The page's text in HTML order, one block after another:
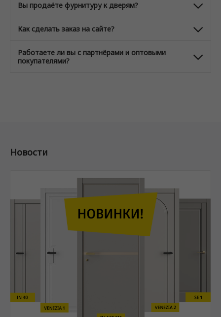
Вы продаёте фурнитуру к дверям?
Как сделать заказ на сайте?
Работаете ли вы с партнёрами и оптовыми
покупателями?
Новости